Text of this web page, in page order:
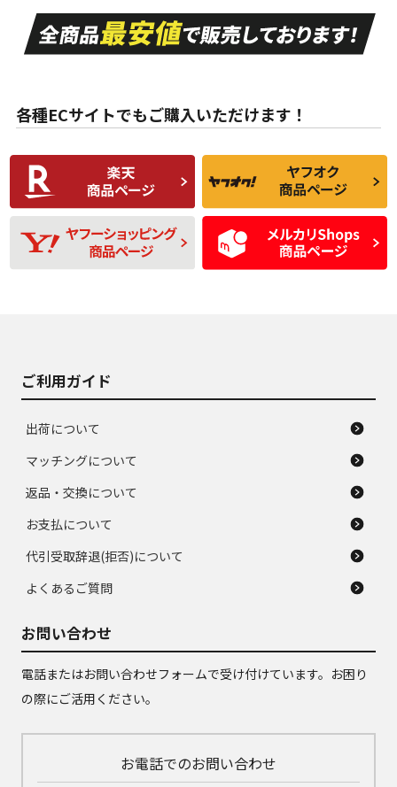
A
走行距離も少なく、
目立つ傷もほとんど
ない中古品
A
走行距離も少なく、
非常に状態の良い中
古品
な中古品
んどない中古品
C
比較的きれいな中古
品
C
られるが、使用に問
題のない中古品
D
使用感や目立つ傷が
あり、一般的な中古
品
D
残り溝も少なく、偏
磨耗がみられ、短期
間使用できるくらい
の中古品
各種ECサイトでもご購入いただけます！
ご利用ガイド
出荷について
マッチングについて
返品・交換について
お支払について
代引受取辞退(拒否)について
よくあるご質問
お問い合わせ
電話またはお問い合わせフォームで受け付けています。お困り
の際にご活用ください。
お電話でのお問い合わせ